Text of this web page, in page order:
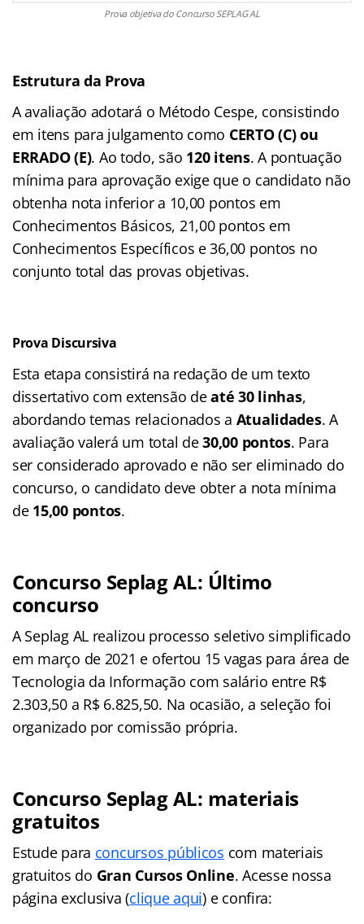
Prova objetiva do Concurso SEPLAG AL
Estrutura da Prova
A avaliação adotará o Método Cespe, consistindo
em itens para julgamento como CERTO (C) ou
ERRADO (E). Ao todo, são 120 itens. A pontuação
mínima para aprovação exige que o candidato não
obtenha nota inferior a 10,00 pontos em
Conhecimentos Básicos, 21,00 pontos em
Conhecimentos Específicos e 36,00 pontos no
conjunto total das provas objetivas.
Prova Discursiva
Esta etapa consistirá na redação de um texto
dissertativo com extensão deaté 30 linhas,
abordando temas relacionados a Atualidades. A
avaliação valerá um total de30,00 pontos. Para
ser considerado aprovado e não ser eliminado do
concurso, o candidato deve obter a nota mínima
de 15,00 pontos.
Concurso Seplag AL: Último
concurso
A Seplag AL realizou processo seletivo simplificado
em março de 2021 e ofertou 15 vagas para área de
Tecnologia da Informação com salário entre R$
2.303,50 a R$ 6.825,50. Na ocasião, a seleção foi
organizado por comissão própria.
Concurso Seplag AL: materiais
gratuitos
Estude para concursos públicos com materiais
gratuitos do Gran Cursos Online. Acesse nossa
página exclusiva (clique aqui) e confira: